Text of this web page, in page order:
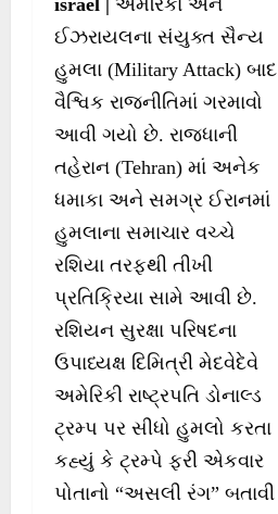
israel | અમેરિકા અને
ઈઝરાયલના સંયુક્ત સૈન્ય
હુમલા (Military Attack) બાદ
વૈશ્વિક રાજનીતિમાં ગરમાવો
આવી ગયો છે. રાજધાની
તહેરાન (Tehran) માં અનેક
ધમાકા અને સમગ્ર ઈરાનમાં
હુમલાના સમાચાર વચ્ચે
રશિયા તરફથી તીખી
પ્રતિક્રિયા સામે આવી છે.
રશિયન સુરક્ષા પરિષદના
ઉપાધ્યક્ષ દિમિત્રી મેદવેદેવે
અમેરિકી રાષ્ટ્રપતિ ડોનાલ્ડ
ટ્રમ્પ પર સીધો હુમલો કરતા
કહ્યું કે ટ્રમ્પે ફરી એકવાર
પોતાનો “અસલી રંગ” બતાવી